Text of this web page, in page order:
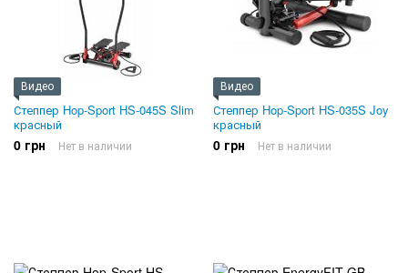
Видео
Степпер Hop-Sport HS-045S Slim
красный
0 грн Нет в наличии
Видео
Степпер Hop-Sport HS-035S Joy
красный
0 грн Нет в наличии